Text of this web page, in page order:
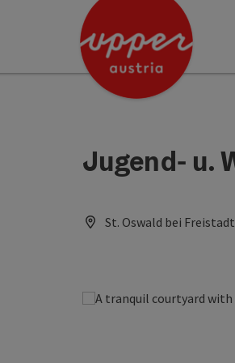
Accesskey
Accesskey
Jugend- u.
St. Oswald bei